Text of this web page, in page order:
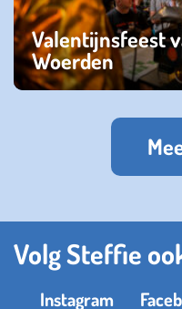
Valentijnsfeest
Woerden
Volg Steffie
Instagram